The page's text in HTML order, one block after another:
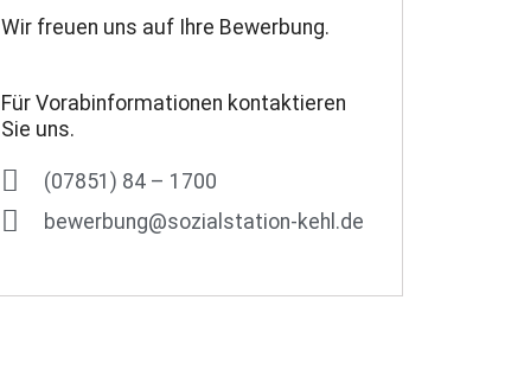
Wir freuen uns auf Ihre Bewerbung.
Für Vorabinformationen kontaktieren
Sie uns.
(07851) 84 – 1700
bewerbung@sozialstation-kehl.de